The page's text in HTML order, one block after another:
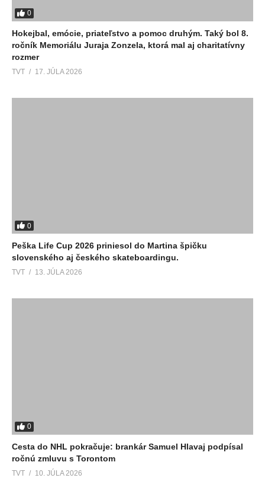
0
Hokejbal, emócie, priateľstvo a pomoc druhým. Taký bol 8.
ročník Memoriálu Juraja Zonzela, ktorá mal aj charitatívny
rozmer
TVT 17. JÚLA 2026
0
Peška Life Cup 2026 priniesol do Martina špičku
slovenského aj českého skateboardingu.
TVT 13. JÚLA 2026
0
Cesta do NHL pokračuje: brankár Samuel Hlavaj podpísal
ročnú zmluvu s Torontom
TVT 10. JÚLA 2026